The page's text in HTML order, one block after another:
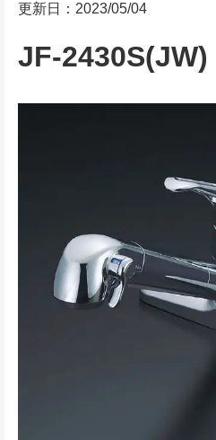
更新日：2023/05/04
JF-2430S(JW)